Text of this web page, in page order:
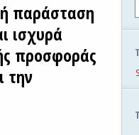
παράσταση
ισχυρά
προσφοράς
την